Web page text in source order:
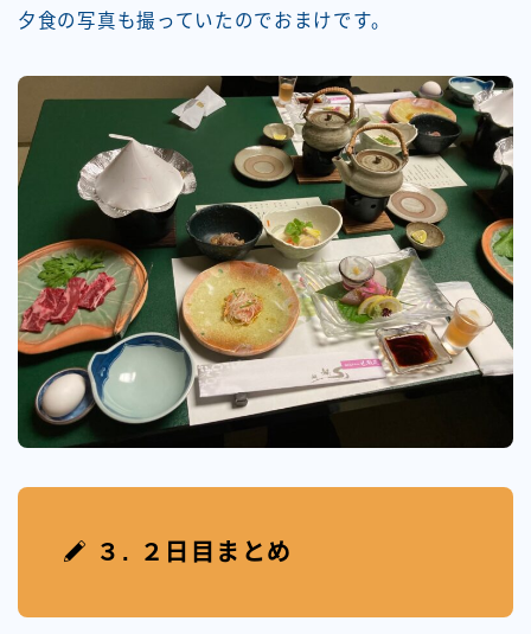
夕食の写真も撮っていたのでおまけです。
３. ２日目まとめ